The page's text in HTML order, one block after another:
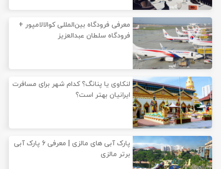
معرفی فرودگاه‌ بین‌المللی کوالالامپور +
فرودگاه سلطان عبدالعزیز
لنکاوی یا پنانگ؟ کدام شهر برای مسافرت
ایرانیان بهتر است؟
پارک آبی های مالزی | معرفی 6 پارک آبی
برتر مالزی